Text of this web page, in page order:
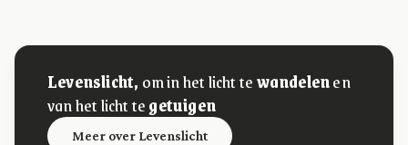
Levenslicht, om in het licht tewandelenen
van het licht tegetuigen
Meer over Levenslicht